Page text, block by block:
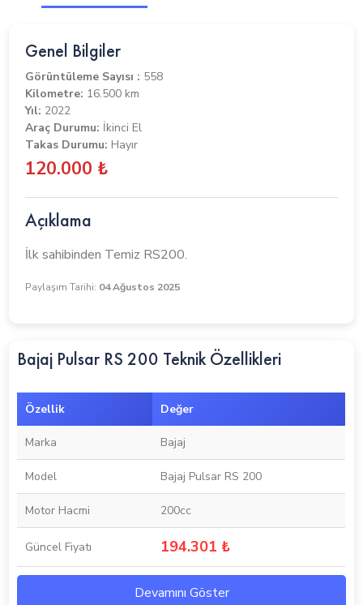
Genel Bilgiler
Görüntüleme Sayısı : 558
Kilometre: 16.500 km
Yıl: 2022
Araç Durumu: İkinci El
Takas Durumu: Hayır
120.000 ₺
Açıklama
İlk sahibinden Temiz RS200.
Paylaşım Tarihi: 04 Ağustos 2025
Bajaj Pulsar RS 200 Teknik Özellikleri
Özellik Değer
Marka Bajaj
Model Bajaj Pulsar RS 200
Motor Hacmi 200cc
Güncel Fiyatı 194.301 ₺
Devamını Göster